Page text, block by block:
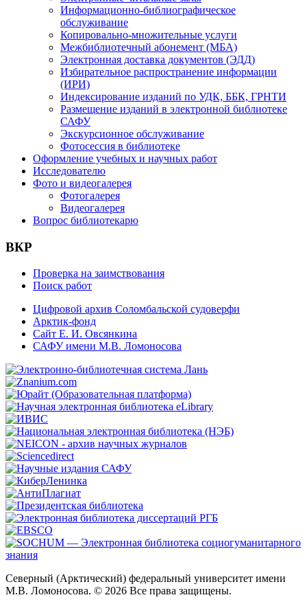
Информационно-библиографическое
обслуживание
Копировально-множительные услуги
Межбиблиотечный абонемент (МБА)
Электронная доставка документов (ЭДД)
Избирательное распространение информации
(ИРИ)
Индексирование изданий по УДК, ББК, ГРНТИ
Размещение изданий в электронной библиотеке
САФУ
Экскурсионное обслуживание
Фотосессия в библиотеке
Оформление учебных и научных работ
Исследователю
Фото и видеогалерея
Фотогалерея
Видеогалерея
Вопрос библиотекарю
ВКР
Проверка на заимствования
Поиск работ
Цифровой архив Соломбальской судоверфи
Арктик-фонд
Сайт Е. И. Овсянкина
САФУ имени М.В. Ломоносова
Северный (Арктический) федеральный университет имени
М.В. Ломоносова. © 2026 Все права защищены.